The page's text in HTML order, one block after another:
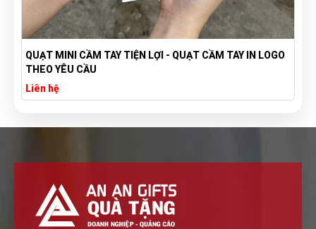
QUẠT MINI CẦM TAY TIỆN LỢI - QUẠT CẦM TAY IN LOGO
THEO YÊU CẦU
Liên hệ